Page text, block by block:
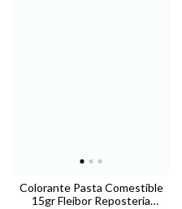
Colorante Pasta Comestible
15gr Fleibor Reposteria